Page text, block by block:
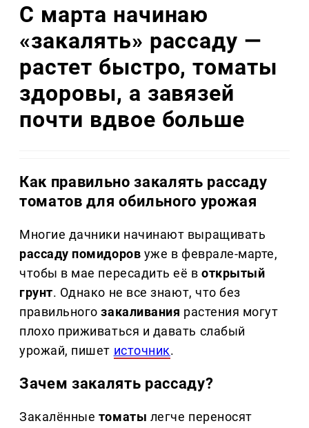
С марта начинаю
«закалять» рассаду —
растет быстро, томаты
здоровы, а завязей
почти вдвое больше
Как правильно закалять рассаду
томатов для обильного урожая
Многие дачники начинают выращивать
рассаду помидоров уже в феврале-марте,
чтобы в мае пересадить её воткрытый
грунт. Однако не все знают, что без
правильногозакаливания растения могут
плохо приживаться и давать слабый
урожай, пишет источник.
Зачем закалять рассаду?
Закалённые томаты легче переносят